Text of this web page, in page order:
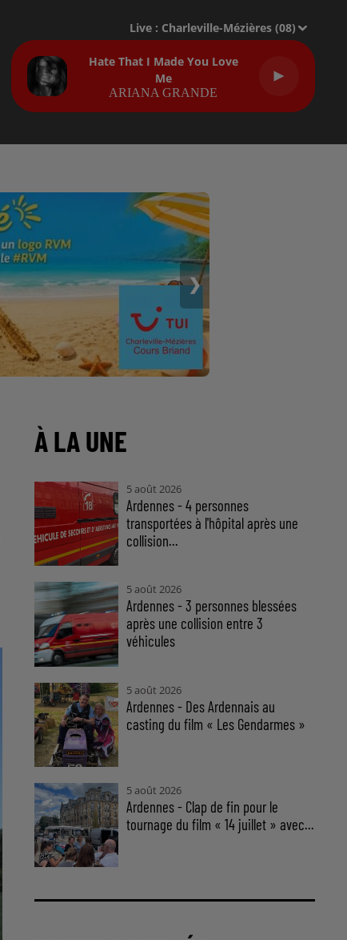
Live : Charleville-Mézières (08)
Hate That I Made You Love
Me
ARIANA GRANDE
❯
À LA UNE
5 août 2026
Ardennes - 4 personnes
transportées à l'hôpital après une
collision...
5 août 2026
Ardennes - 3 personnes blessées
après une collision entre 3
véhicules
5 août 2026
Ardennes - Des Ardennais au
casting du film « Les Gendarmes »
5 août 2026
Ardennes - Clap de fin pour le
tournage du film « 14 juillet » avec...